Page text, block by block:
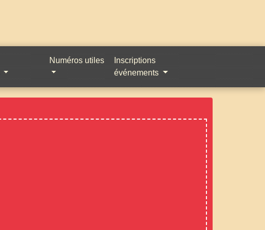
Numéros utiles
Inscriptions
événements